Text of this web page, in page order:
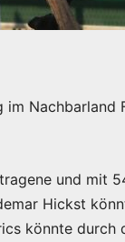
im Nachbarland
und mit
Hickst
könnte durch